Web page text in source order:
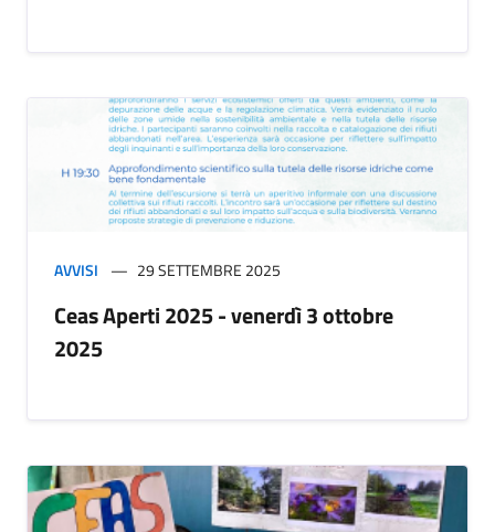
AVVISI 29 SETTEMBRE 2025
Ceas Aperti 2025 - venerdì 3 ottobre
2025